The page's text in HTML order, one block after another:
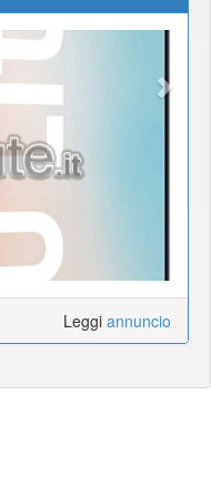
Leggi annuncio